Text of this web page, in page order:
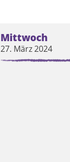
Mittwoch
27. März 2024